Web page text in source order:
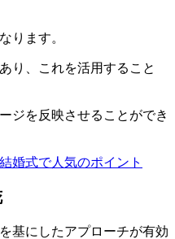
ります。
り、これを活用すること
ジを反映させることができ
婚式で人気のポイント
基にしたアプローチが有効